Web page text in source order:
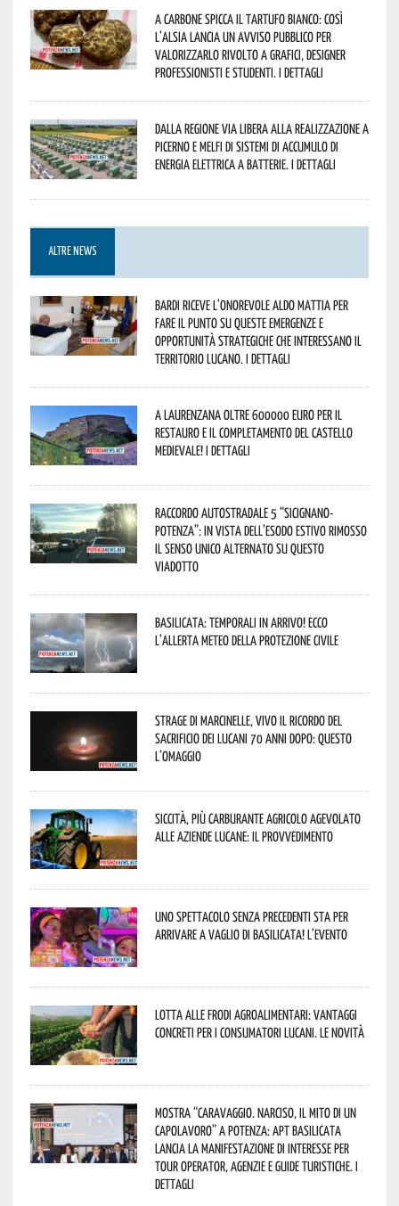
A Carbone spicca il tartufo bianco: così
l’Alsia lancia un avviso pubblico per
valorizzarlo rivolto a grafici, designer
professionisti e studenti. I dettagli
Dalla Regione via libera alla realizzazione a
Picerno e Melfi di sistemi di accumulo di
energia elettrica a batterie. I dettagli
ALTRE NEWS
Bardi riceve l’onorevole Aldo Mattia per
fare il punto su queste emergenze e
opportunità strategiche che interessano il
territorio lucano. I dettagli
A Laurenzana oltre 600000 euro per il
restauro e il completamento del Castello
Medievale! I dettagli
Raccordo Autostradale 5 “Sicignano-
Potenza”: in vista dell’esodo estivo rimosso
il senso unico alternato su questo
viadotto
Basilicata: temporali in arrivo! Ecco
l’allerta meteo della Protezione civile
Strage di Marcinelle, vivo il ricordo del
sacrificio dei lucani 70 anni dopo: questo
l’omaggio
Siccità, più carburante agricolo agevolato
alle aziende lucane: il provvedimento
Uno spettacolo senza precedenti sta per
arrivare a Vaglio di Basilicata! L’evento
Lotta alle frodi agroalimentari: vantaggi
concreti per i consumatori lucani. Le novità
Mostra “Caravaggio. Narciso, il mito di un
capolavoro” a Potenza: APT Basilicata
lancia la manifestazione di interesse per
Tour Operator, Agenzie e Guide Turistiche. I
dettagli